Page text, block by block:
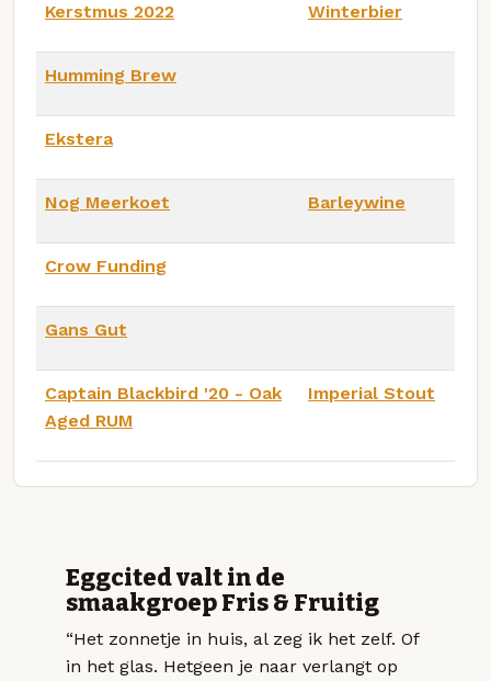
Kerstmus 2022 Winterbier
Humming Brew
Ekstera
Nog Meerkoet Barleywine
Crow Funding
Gans Gut
Captain Blackbird '20 - Oak
Aged RUM
Imperial Stout
Eggcited valt in de
smaakgroep Fris & Fruitig
“Het zonnetje in huis, al zeg ik het zelf. Of
in het glas. Hetgeen je naar verlangt op